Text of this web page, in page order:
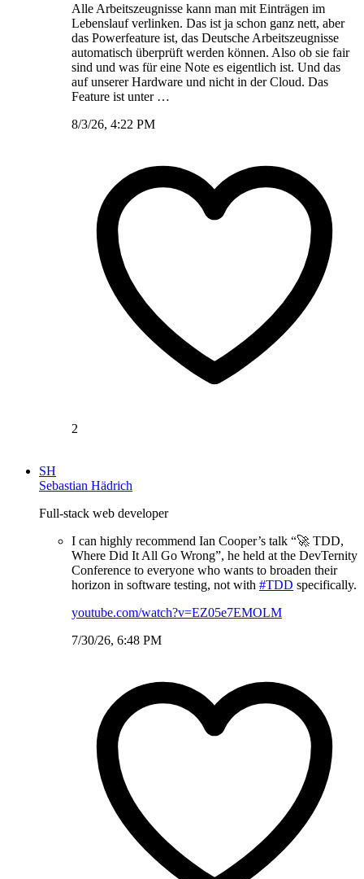
Alle Arbeitszeugnisse kann man mit Einträgen im
Lebenslauf verlinken. Das ist ja schon ganz nett, aber
das Powerfeature ist, das Deutsche Arbeitszeugnisse
automatisch überprüft werden können. Also ob sie fair
sind und was für eine Note es eigentlich ist. Und das
auf unserer Hardware und nicht in der Cloud. Das
Feature ist unter …
8/3/26, 4:22 PM
2
SH
Sebastian Hädrich
Full-stack web developer
I can highly recommend Ian Cooper’s talk “🚀 TDD,
Where Did It All Go Wrong”, he held at the DevTernity
Conference to everyone who wants to broaden their
horizon in software testing, not with #TDD specifically.
youtube.com/watch?v=EZ05e7EMOLM
7/30/26, 6:48 PM